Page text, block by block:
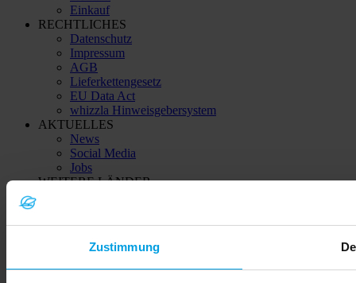
Zustimmung
Einkauf
RECHTLICHES
Datenschutz
Impressum
AGB
Lieferkettengesetz
EU Data Act
whizzla Hinweisgebersystem
AKTUELLES
News
Social Media
Jobs
WEITERE LÄNDER
Kazachstan (Қазақстан)